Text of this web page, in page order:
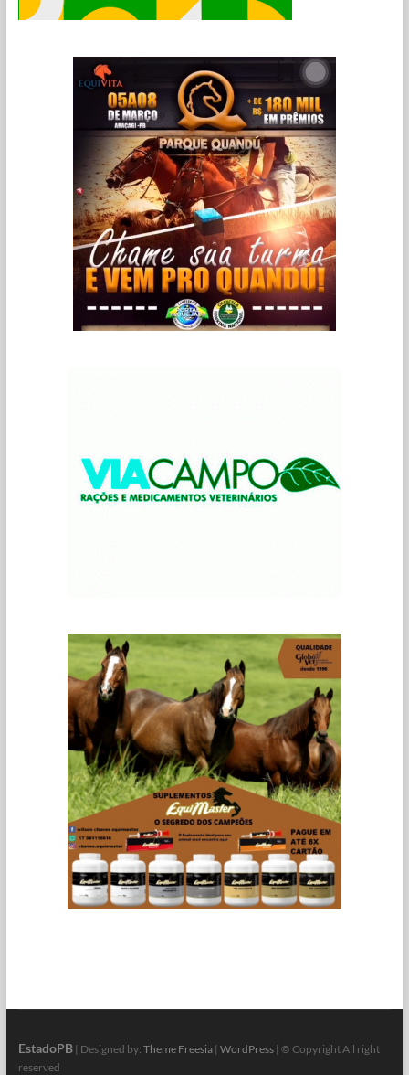
EstadoPB| Designed by: Theme Freesia| WordPress| © Copyright All right
reserved